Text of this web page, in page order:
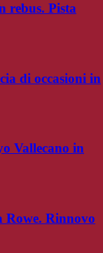
rebus. Pista
di occasioni in
Vallecano in
Rowe. Rinnovo